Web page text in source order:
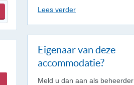
Lees verder
Eigenaar van deze
accommodatie?
Meld u dan aan als beheerder